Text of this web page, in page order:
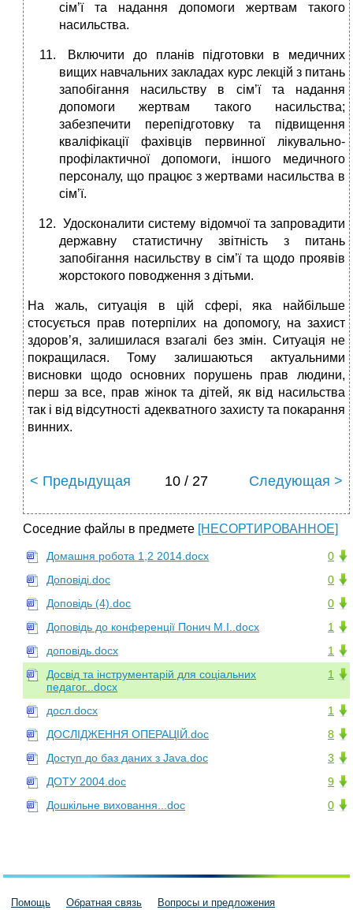
сім’ї та надання допомоги жертвам такого
насильства.
­ Включити до планів підготовки в медичних
вищих навчальних закладах курс лекцій з питань
запобігання насильству в сім’ї та надання
допомоги жертвам такого насильства;
забезпечити перепідготовку та підвищення
кваліфікації фахівців первинної лікувально-
профілактичної допомоги, іншого медичного
персоналу, що працює з жертвами насильства в
сім’ї.
­ Удосконалити систему відомчої та запровадити
державну статистичну звітність з питань
запобігання насильству в сім’ї та щодо проявів
жорстокого поводження з дітьми.
На жаль, ситуація в цій сфері, яка найбільше
стосується прав потерпілих на допомогу, на захист
здоров’я, залишилася взагалі без змін. Ситуація не
покращилася. Тому залишаються актуальними
висновки щодо основних порушень прав людини,
перш за все, прав жінок та дітей, як від насильства
так і від відсутності адекватного захисту та покарання
винних.
< Предыдущая 10 / 27 Следующая >
Соседние файлы в предмете [НЕСОРТИРОВАННОЕ]
0
Домашня робота 1,2 2014.docx
0
Доповіді.doc
0
Доповідь (4).doc
1
Доповідь до конференції Понич М.І..docx
1
доповідь.docx
1
Досвід та інструментарій для соціальних
педагог...docx
1
досл.docx
8
ДОСЛІДЖЕННЯ ОПЕРАЦІЙ.doc
3
Доступ до баз даних з Java.doc
9
ДОТУ 2004.doc
0
Дошкільне виховання...doc
Помощь Обратная связь Вопросы и предложения